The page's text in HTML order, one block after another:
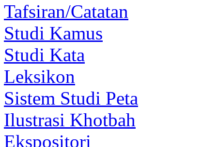
Tafsiran/Catatan
Studi Kamus
Studi Kata
Leksikon
Sistem Studi Peta
Ilustrasi Khotbah
Ekspositori